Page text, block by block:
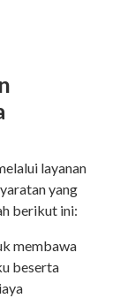
layanan
yang
berikut ini:
membawa
beserta